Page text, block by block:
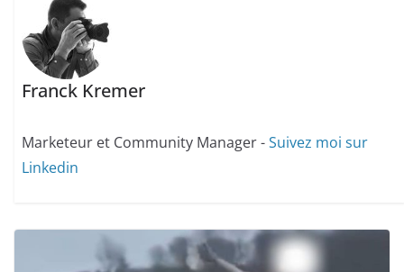
Franck Kremer
Marketeur et Community Manager -Suivez moi sur
Linkedin